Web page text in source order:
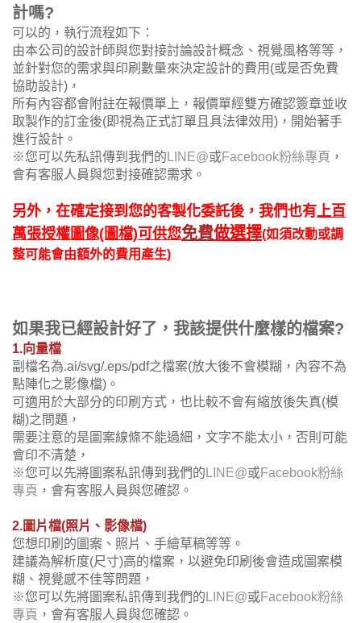
計嗎?
可以的，執行流程如下：
由本公司的設計師與您對接討論設計概念、視覺風格等等，
並針對您的需求與印刷數量來決定設計的費用(或是否免費
協助設計)，
所有內容都會附註在報價單上，報價單經雙方確認簽章並收
取製作的訂金後(即視為正式訂單且具法律效用)，開始著手
進行設計。
※您可以先私訊傳到我們的 LINE@或Facebook粉絲專頁 ，
會有客服人員與您對接確認需求。
另外，在確定接到您的客製化委託後，我們也有 上百
萬張授權圖像(圖檔)可供您免費做選擇(如須改動或調
整可能會由額外的費用產生)
如果我已經設計好了，我該提供什麼樣的檔案?
1.向量檔
副檔名為.ai/svg/.eps/pdf之檔案(放大後不會模糊，內容不為
點陣化之影像檔)。
可適用於大部分的印刷方式，也比較不會有縮放後失真(模
糊)之問題，
需要注意的是圖案線條不能過細，文字不能太小，否則可能
會印不清楚，
※您可以先將圖案私訊傳到我們的 LINE@或Facebook粉絲
專頁 ，會有客服人員與您確認。
2.圖片檔(照片、影像檔)
您想印刷的圖案、照片、手繪草稿等等。
建議為解析度(尺寸)高的檔案，以避免印刷後會造成圖案模
糊、視覺感不佳等問題，
※您可以先將圖案私訊傳到我們的 LINE@或Facebook粉絲
專頁 ，會有客服人員與您確認。